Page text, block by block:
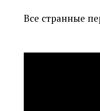
Все странные